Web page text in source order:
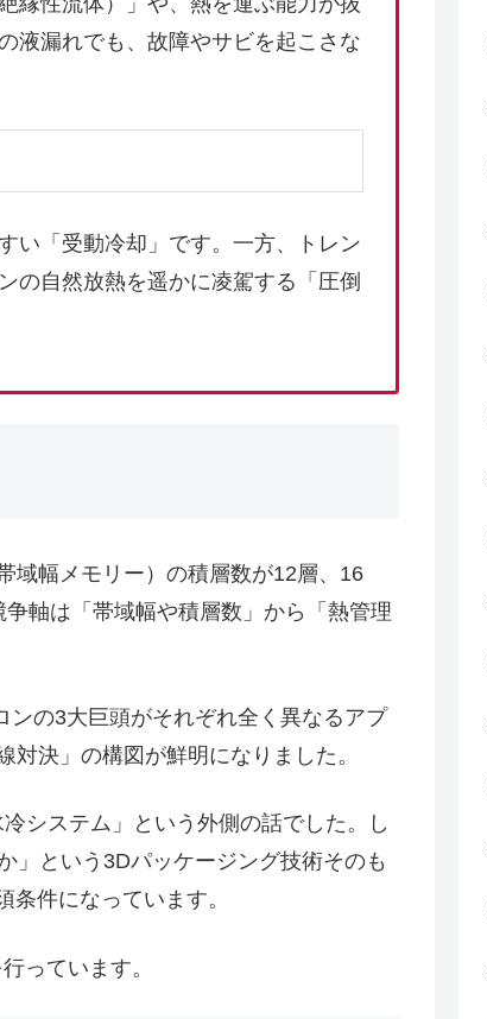
液漏れでも、故障やサビを起こさな
い「受動冷却」です。一方、トレン
の自然放熱を遥かに凌駕する「圧倒
域幅メモリー）の積層数が12層、16
軸は「帯域幅や積層数」から「熱管理
の3大巨頭がそれぞれ全く異なるアプ
決」の構図が鮮明になりました。
システム」という外側の話でした。し
」という3Dパッケージング技術そのも
件になっています。
っています。